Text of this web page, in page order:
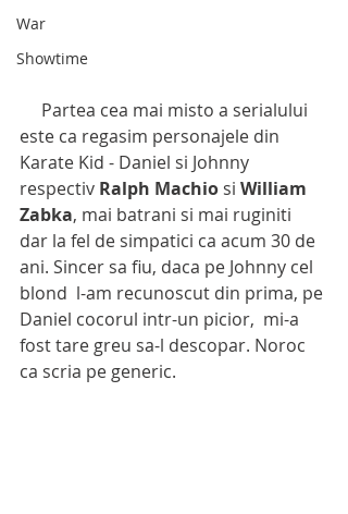
War
Showtime
este ca regasim personajele din
Karate Kid - Daniel si Johnny
respectiv Ralph Machio si William
Zabka, mai batrani si mai ruginiti
dar la fel de simpatici ca acum 30 de
ani. Sincer sa fiu, daca pe Johnny cel
blond  l-am recunoscut din prima, pe
Daniel cocorul intr-un picior,  mi-a
fost tare greu sa-l descopar. Noroc
ca scria pe generic.